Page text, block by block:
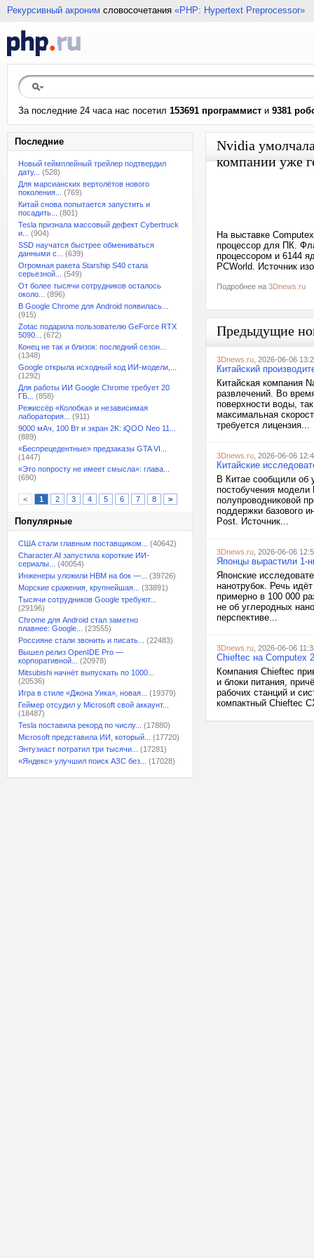
Рекурсивный акроним словосочетания «PHP: Hypertext Preprocessor»
За последние 24 часа нас посетил 153691 программист и 9381
Последние
Новый геймплейный трейлер подтвердил
дату...
(528)
Для марсианских вертолётов нового
поколения...
(769)
Китай снова попытается запустить и
посадить...
(801)
Tesla признала массовый дефект Cybertruck
и...
(904)
SSD научатся быстрее обмениваться
данными с...
(639)
Огромная ракета Starship S40 стала
серьезной...
(549)
От более тысячи сотрудников осталось
около...
(896)
В Google Chrome для Android появилась...
(915)
Zotac подарила пользователю GeForce RTX
5090...
(672)
Конец не так и близок: последний сезон...
(1348)
Google открыла исходный код ИИ-модели,...
(1292)
Для работы ИИ Google Chrome требует 20
ГБ...
(858)
Режиссёр «Колобка» и независимая
лаборатория...
(911)
9000 мАч, 100 Вт и экран 2K: iQOO Neo 11...
(889)
«Беспрецедентные» предзаказы GTA VI...
(1447)
«Это попросту не имеет смысла»: глава...
(690)
< 1 2 3 4 5 6 7 8 >
Популярные
США стали главным поставщиком...
(40642)
Character.AI запустила короткие ИИ-
сериалы...
(40054)
Инженеры уложили HBM на бок —...
(39726)
Морские сражения, крупнейшая...
(33891)
Тысячи сотрудников Google требуют...
(29196)
Chrome для Android стал заметно
плавнее: Google...
(23555)
Россияне стали звонить и писать...
(22483)
Вышел релиз OpenIDE Pro —
корпоративной...
(20978)
Mitsubishi начнёт выпускать по 1000...
(20536)
Игра в стиле «Джона Уика», новая...
(19379)
Геймер отсудил у Microsoft свой аккаунт...
(18487)
Tesla поставила рекорд по числу...
(17880)
Microsoft представила ИИ, который...
(17720)
Энтузиаст потратил три тысячи...
(17281)
«Яндекс» улучшил поиск АЗС без...
(17028)
Nvidia
компании уже
На выставке
процессор для ПК.
процессором и 6144
PCWorld. Источник
Подробнее на 3Dnews.ru
Предыдущие
3Dnews.ru , 2026-06-06
Китайский
Китайская компания
развлечений. Во
поверхности воды,
максимальная
требуется лицензия...
3Dnews.ru , 2026-06-06
Китайские
В Китае сообщили об
постобучения модели
полупроводниковой
поддержки базового
Post. Источник...
3Dnews.ru , 2026-06-06
Японцы вырастили 1-
Японские
нанотрубок. Речь
примерно в 100 000
не об углеродных
перспективе...
3Dnews.ru , 2026-06-06
Chieftec на Computex
Компания Chieftec
и блоки питания,
рабочих станций и
компактный Chieftec